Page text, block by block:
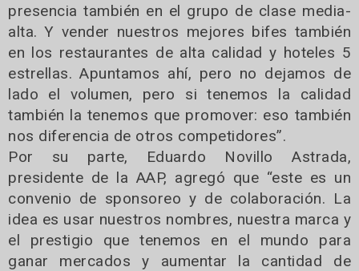
presencia también en el grupo de clase media-
alta. Y vender nuestros mejores bifes también
en los restaurantes de alta calidad y hoteles 5
estrellas. Apuntamos ahí, pero no dejamos de
lado el volumen, pero si tenemos la calidad
también la tenemos que promover: eso también
nos diferencia de otros competidores”.
Por su parte, Eduardo Novillo Astrada,
presidente de la AAP, agregó que “este es un
convenio de sponsoreo y de colaboración. La
idea es usar nuestros nombres, nuestra marca y
el prestigio que tenemos en el mundo para
ganar mercados y aumentar la cantidad de